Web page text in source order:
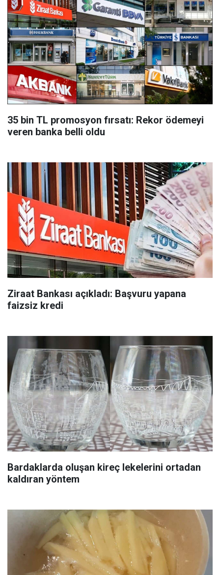
35 bin TL promosyon fırsatı: Rekor ödemeyi
veren banka belli oldu
Ziraat Bankası açıkladı: Başvuru yapana
faizsiz kredi
Bardaklarda oluşan kireç lekelerini ortadan
kaldıran yöntem